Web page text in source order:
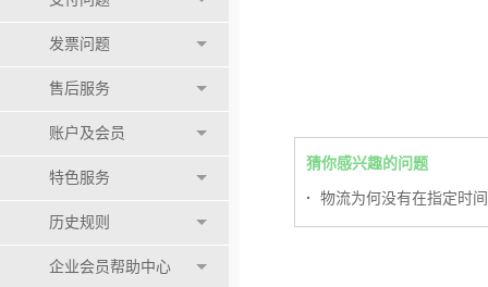
发票问题
售后服务
账户及会员
特色服务
历史规则
企业会员帮助中心
猜你感兴趣的问题
· 物流为何没有在指定时